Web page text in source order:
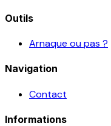
Outils
Arnaque ou pas ?
Navigation
Contact
Informations